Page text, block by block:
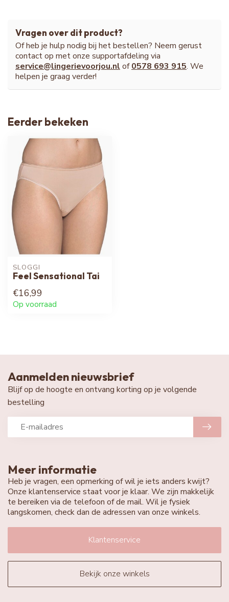
Vragen over dit product?
Of heb je hulp nodig bij het bestellen? Neem gerust
contact op met onze supportafdeling via
service@lingerievoorjou.nl of0578 693 915. We
helpen je graag verder!
Eerder bekeken
SLOGGI
Feel Sensational Tai
€16,99
Op voorraad
Meer informatie
Heb je vragen, een opmerking of wil je iets anders kwijt?
Onze klantenservice staat voor je klaar. We zijn makkelijk
te bereiken via de telefoon of de mail. Wil je fysiek
langskomen, check dan de adressen van onze winkels.
Klantenservice
Bekijk onze winkels
Aanmelden nieuwsbrief
Blijf op de hoogte en ontvang korting op je volgende
bestelling